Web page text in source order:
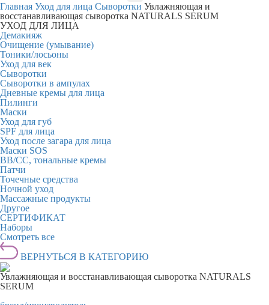
Главная Уход для лица Сыворотки Увлажняющая и
восстанавливающая сыворотка NATURALS SERUM
УХОД ДЛЯ ЛИЦА
Демакияж
Очищение (умывание)
Тоники/лосьоны
Уход для век
Сыворотки
Сыворотки в ампулах
Дневные кремы для лица
Пилинги
Маски
Уход для губ
SPF для лица
Уход после загара для лица
Маски SOS
BB/CC, тональные кремы
Патчи
Точечные средства
Ночной уход
Массажные продукты
Другое
СЕРТИФИКАТ
Наборы
Смотреть все
ВЕРНУТЬСЯ В КАТЕГОРИЮ
Увлажняющая и восстанавливающая сыворотка NATURALS
SERUM